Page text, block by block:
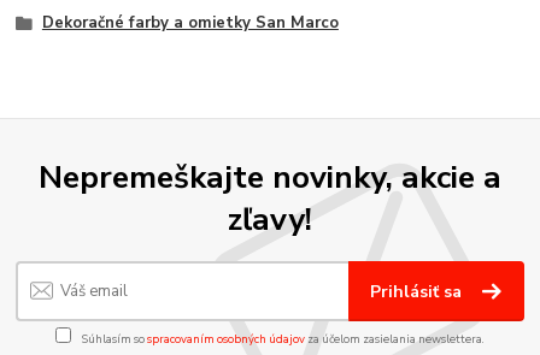
Dekoračné farby a omietky San Marco
Nepremeškajte novinky, akcie a
zľavy!
Prihlásiť sa
Súhlasím sospracovaním osobných údajov za účelom zasielania newslettera.